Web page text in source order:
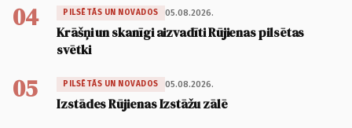
04 PILSĒTĀS UN NOVADOS 05.08.2026.
Krāšņi un skanīgi aizvadīti Rūjienas pilsētas
svētki
05 PILSĒTĀS UN NOVADOS 05.08.2026.
Izstādes Rūjienas Izstāžu zālē